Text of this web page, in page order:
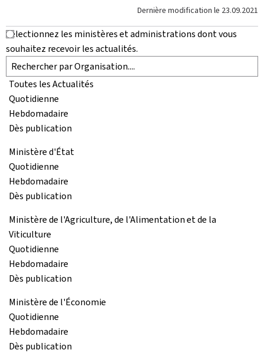
Dernière modification le 23.09.2021
Sélectionnez les ministères et administrations dont vous
souhaitez recevoir les actualités.
Toutes les Actualités
Quotidienne
Hebdomadaire
Dès publication
Ministère d'État
Quotidienne
Hebdomadaire
Dès publication
Ministère de l'Agriculture, de l'Alimentation et de la
Viticulture
Quotidienne
Hebdomadaire
Dès publication
Ministère de l'Économie
Quotidienne
Hebdomadaire
Dès publication